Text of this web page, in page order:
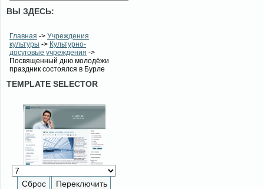
ВЫ ЗДЕСЬ:
Главная -> Учреждения
культуры -> Культурно-
досуговые учреждения ->
Посвященный дню молодёжи
праздник состоялся в Бурле
TEMPLATE SELECTOR